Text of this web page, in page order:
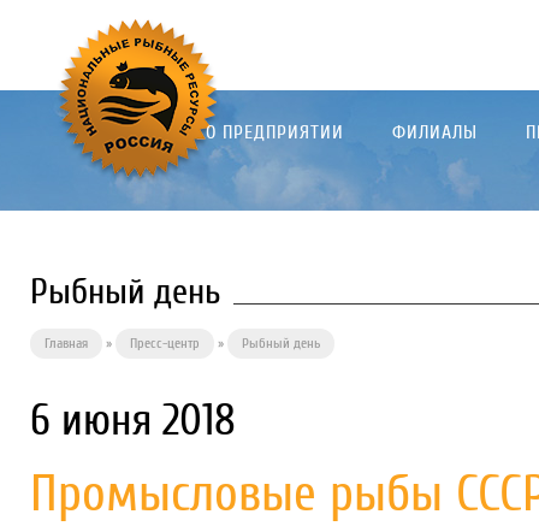
О ПРЕДПРИЯТИИ ФИЛИАЛЫ
Рыбный день
Главная » Пресс-центр » Рыбный день
6 июня 2018
Промысловые рыбы